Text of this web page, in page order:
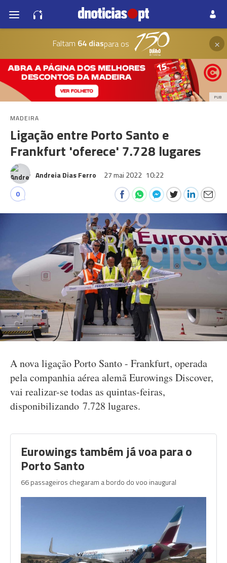
Faltam 64 diaspara os ×
PUB
MADEIRA
Ligação entre Porto Santo e
Frankfurt 'oferece' 7.728 lugares
Andreia Dias Ferro 27 mai 2022 10:22
0
A nova ligação Porto Santo - Frankfurt, operada
pela companhia aérea alemã Eurowings Discover,
vai realizar-se todas as quintas-feiras,
disponibilizando 7.728 lugares.
Eurowings também já voa para o
Porto Santo
66 passageiros chegaram a bordo do voo inaugural